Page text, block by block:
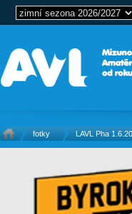
fotky LAVL Pha